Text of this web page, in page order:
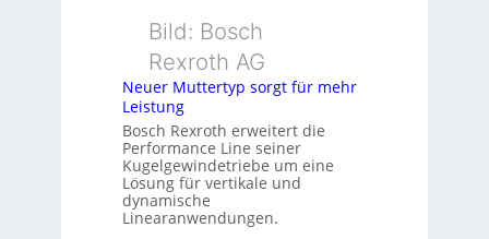
n
u
d
Z
u
t
k
m
b
n
i
e
Bild: Bosch
Rexroth AG
Neuer Muttertyp sorgt für mehr
Leistung
Bosch Rexroth erweitert die
Performance Line seiner
Kugelgewindetriebe um eine
Lösung für vertikale und
dynamische
Linearanwendungen.